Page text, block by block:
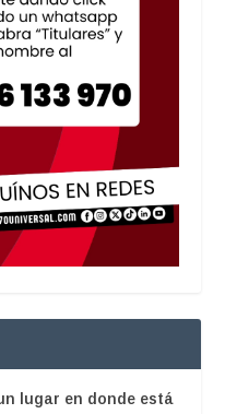
lugar en donde está